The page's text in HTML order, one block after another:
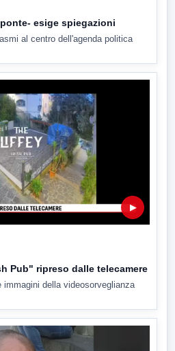
esige spiegazioni
al centro dell'agenda politica
▶
Pub" ripreso dalle telecamere
della videosorveglianza